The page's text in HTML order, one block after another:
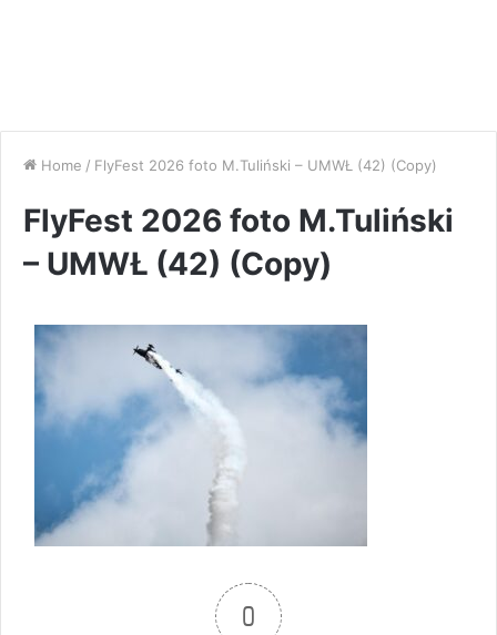
Home / FlyFest 2026 foto M.Tuliński – UMWŁ (42) (Copy)
FlyFest 2026 foto M.Tuliński
– UMWŁ (42) (Copy)
0